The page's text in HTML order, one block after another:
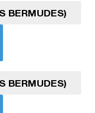
BERMUDES)
BERMUDES)